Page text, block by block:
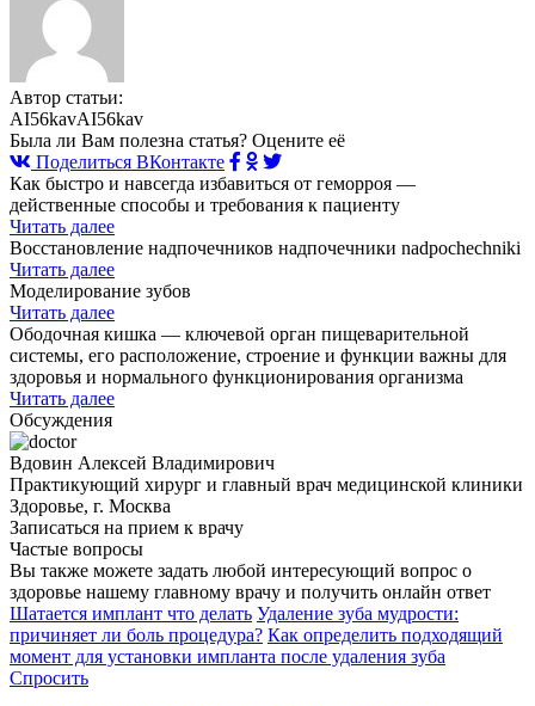
Автор статьи:
AI56kavAI56kav
Была ли Вам полезна статья? Оцените её
Поделиться ВКонтакте
Как быстро и навсегда избавиться от геморроя —
действенные способы и требования к пациенту
Читать далее
Восстановление надпочечников надпочечники nadpochechniki
Читать далее
Моделирование зубов
Читать далее
Ободочная кишка — ключевой орган пищеварительной
системы, его расположение, строение и функции важны для
здоровья и нормального функционирования организма
Читать далее
Обсуждения
Вдовин Алексей Владимирович
Практикующий хирург и главный врач медицинской клиники
Здоровье, г. Москва
Записаться на прием к врачу
Частые вопросы
Вы также можете задать любой интересующий вопрос о
здоровье нашему главному врачу и получить онлайн ответ
Шатается имплант что делать Удаление зуба мудрости:
причиняет ли боль процедура? Как определить подходящий
момент для установки импланта после удаления зуба
Спросить